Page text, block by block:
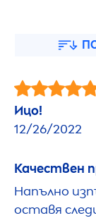
Ицо!
12/26/2022
Качествен
Напълно
оставя